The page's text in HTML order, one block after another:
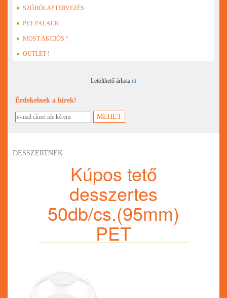
SZÓRÓLAPTERVEZÉS
PET PALACK
MOST AKCIÓS !
OUTLET !
Letölthető árlista itt
Érdekelnek a hírek!
DESSZERTNEK
Kúpos tető
desszertes
50db/cs.(95mm)
PET